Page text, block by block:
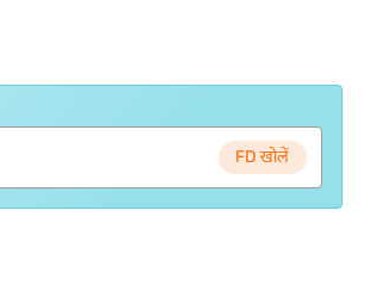
FD खोलें